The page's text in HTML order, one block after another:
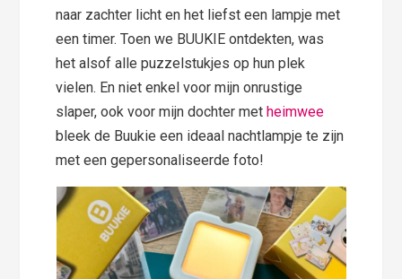
naar zachter licht en het liefst een lampje met
een timer. Toen we BUUKIE ontdekten, was
het alsof alle puzzelstukjes op hun plek
vielen. En niet enkel voor mijn onrustige
slaper, ook voor mijn dochter metheimwee
bleek de Buukie een ideaal nachtlampje te zijn
met een gepersonaliseerde foto!